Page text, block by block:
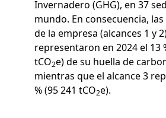
Invernadero (GHG), en 37
mundo. En consecuencia,
de la empresa (alcances 1 y
representaron en 2024 el 13
tCO2e) de su huella de
mientras que el alcance 3
% (95 241 tCO2e).